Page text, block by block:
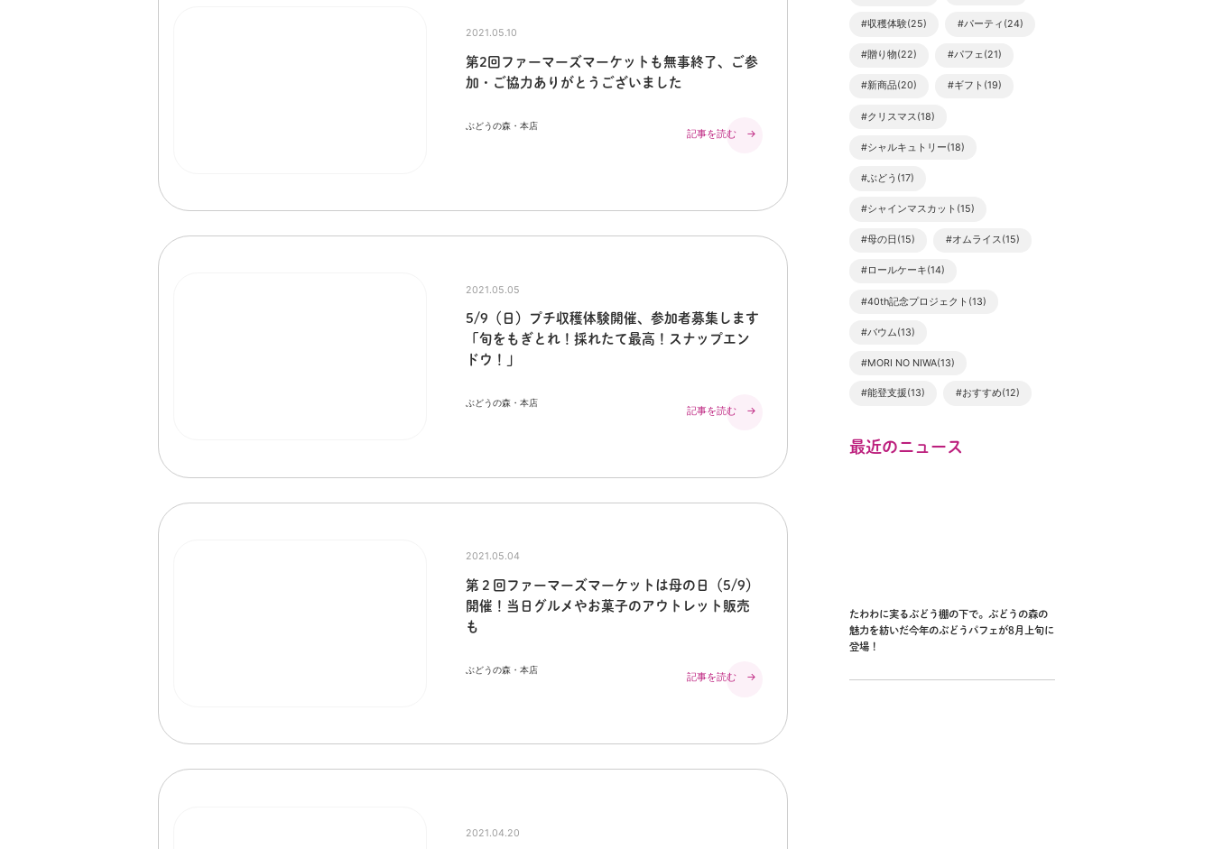
2021.05.10
第2回ファーマーズマーケットも無事終了、ご参
加・ご協力ありがとうございました
ぶどうの森・本店
記事を読む →
2021.05.05
5/9（日）プチ収穫体験開催、参加者募集します
「旬をもぎとれ！採れたて最高！スナップエン
ドウ！」
ぶどうの森・本店
記事を読む →
2021.05.04
第２回ファーマーズマーケットは母の日（5/9）
開催！当日グルメやお菓子のアウトレット販売
も
ぶどうの森・本店
記事を読む →
2021.04.20
#収穫体験(25) #パーティ(24)
#贈り物(22) #パフェ(21)
#新商品(20) #ギフト(19)
#クリスマス(18)
#シャルキュトリー(18)
#ぶどう(17)
#シャインマスカット(15)
#母の日(15) #オムライス(15)
#ロールケーキ(14)
#40th記念プロジェクト(13)
#バウム(13)
#MORI NO NIWA(13)
#能登支援(13) #おすすめ(12)
最近のニュース
たわわに実るぶどう棚の下で。ぶどうの森の
魅力を紡いだ今年のぶどうパフェが8月上旬に
登場！